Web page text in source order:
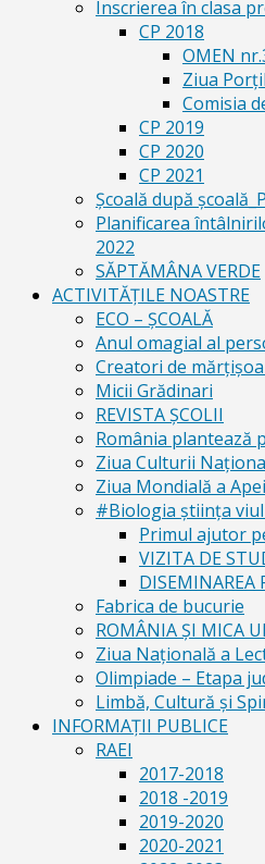
Înscrierea în clasa
CP 2018
OMEN
Ziua
Comisia
CP 2019
CP 2020
CP 2021
Școală după
Planificarea
2022
SĂPTĂMÂNA VERDE
ACTIVITĂȚILE NOASTRE
ECO – ŞCOALĂ
Anul omagial al
Creatori de
Micii Grădinari
REVISTA ŞCOLII
România plantează
Ziua Culturii
Ziua Mondială a
#Biologia știința
Primul ajutor
VIZITA DE
DISEMINAREA
Fabrica de bucurie
ROMÂNIA ŞI MICA
Ziua Naţională a
Olimpiade – Etapa
Limbă, Cultură și
INFORMAŢII PUBLICE
RAEI
2017-2018
2018 -2019
2019-2020
2020-2021